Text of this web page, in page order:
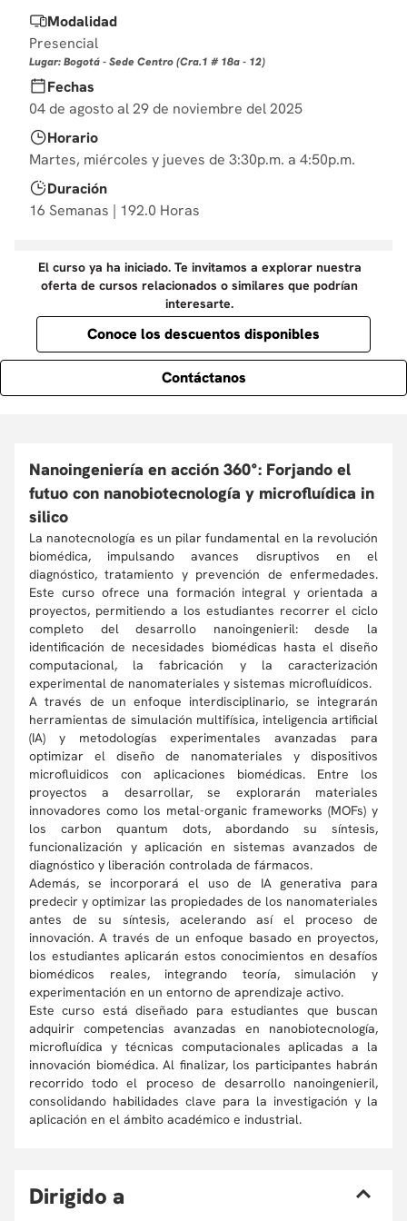
10. diseño
Modalidad
Presencial
Lugar: Bogotá - Sede Centro (Cra.1 # 18a - 12)
Fechas
04 de agosto al 29 de noviembre del 2025
Horario
Martes, miércoles y jueves de 3:30p.m. a 4:50p.m.
Duración
16 Semanas | 192.0 Horas
El curso ya ha iniciado. Te invitamos a explorar nuestra
oferta de cursos relacionados o similares que podrían
interesarte.
Conoce los descuentos disponibles
Contáctanos
Nanoingeniería en acción 360°: Forjando el
futuo con nanobiotecnología y microfluídica in
silico
La nanotecnología es un pilar fundamental en la revolución
biomédica, impulsando avances disruptivos en el
diagnóstico, tratamiento y prevención de enfermedades.
Este curso ofrece una formación integral y orientada a
proyectos, permitiendo a los estudiantes recorrer el ciclo
completo del desarrollo nanoingenieril: desde la
identificación de necesidades biomédicas hasta el diseño
computacional, la fabricación y la caracterización
experimental de nanomateriales y sistemas microfluídicos.
A través de un enfoque interdisciplinario, se integrarán
herramientas de simulación multifísica, inteligencia artificial
(IA) y metodologías experimentales avanzadas para
optimizar el diseño de nanomateriales y dispositivos
microfluidicos con aplicaciones biomédicas. Entre los
proyectos a desarrollar, se explorarán materiales
innovadores como los metal-organic frameworks (MOFs) y
los carbon quantum dots, abordando su síntesis,
funcionalización y aplicación en sistemas avanzados de
diagnóstico y liberación controlada de fármacos.
Además, se incorporará el uso de IA generativa para
predecir y optimizar las propiedades de los nanomateriales
antes de su síntesis, acelerando así el proceso de
innovación. A través de un enfoque basado en proyectos,
los estudiantes aplicarán estos conocimientos en desafíos
biomédicos reales, integrando teoría, simulación y
experimentación en un entorno de aprendizaje activo.
Este curso está diseñado para estudiantes que buscan
adquirir competencias avanzadas en nanobiotecnología,
microfluídica y técnicas computacionales aplicadas a la
innovación biomédica. Al finalizar, los participantes habrán
recorrido todo el proceso de desarrollo nanoingenieril,
consolidando habilidades clave para la investigación y la
aplicación en el ámbito académico e industrial.
Dirigido a